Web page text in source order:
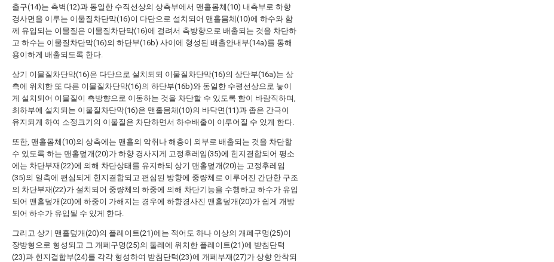
출구(14)는 측벽(12)과 동일한 수직선상의 상측부에서 맨홀몸체(10) 내측부로 하향
경사면을 이루는 이물질차단막(16)이 다단으로 설치되어 맨홀몸체(10)에 하수와 함
께 유입되는 이물질은 이물질차단막(16)에 걸려서 측방향으로 배출되는 것을 차단하
고 하수는 이물질차단막(16)의 하단부(16b) 사이에 형성된 배출안내부(14a)를 통해
용이하게 배출되도록 한다.
상기 이물질차단막(16)은 다단으로 설치되되 이물질차단막(16)의 상단부(16a)는 상
측에 위치한 또 다른 이물질차단막(16)의 하단부(16b)와 동일한 수평선상으로 놓이
게 설치되어 이물질이 측방향으로 이동하는 것을 차단할 수 있도록 함이 바람직하며,
최하부에 설치되는 이물질차단막(16)은 맨홀몸체(10)의 바닥면(11)과 좁은 간극이
유지되게 하여 소정크기의 이물질은 차단하면서 하수배출이 이루어질 수 있게 한다.
또한, 맨홀몸체(10)의 상측에는 맨홀의 악취나 해충이 외부로 배출되는 것을 차단할
수 있도록 하는 맨홀덮개(20)가 하향 경사지게 고정후레임(35)에 힌지결합되어 평소
에는 차단부재(22)에 의해 차단상태를 유지하되 상기 맨홀덮개(20)는 고정후레임
(35)의 일측에 편심되게 힌지결합되고 편심된 방향에 중량체로 이루어진 간단한 구조
의 차단부재(22)가 설치되어 중량체의 하중에 의해 차단기능을 수행하고 하수가 유입
되어 맨홀덮개(20)에 하중이 가해지는 경우에 하향경사진 맨홀덮개(20)가 쉽게 개방
되어 하수가 유입될 수 있게 한다.
그리고 상기 맨홀덮개(20)의 플레이트(21)에는 적어도 하나 이상의 개폐구멍(25)이
장방형으로 형성되고 그 개폐구멍(25)의 둘레에 위치한 플레이트(21)에 받침단턱
(23)과 힌지결합부(24)를 각각 형성하여 받침단턱(23)에 개폐부재(27)가 상향 안착되